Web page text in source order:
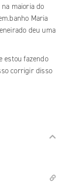
maioria do
Maria
deu uma
estou fazendo
corrigir disso